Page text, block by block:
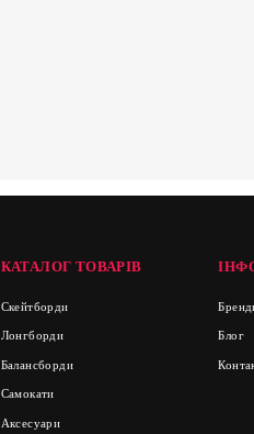
КАТАЛОГ ТОВАРІВ
Скейтборди
Лонгборди
Балансборди
Самокати
Аксесуари
Блог